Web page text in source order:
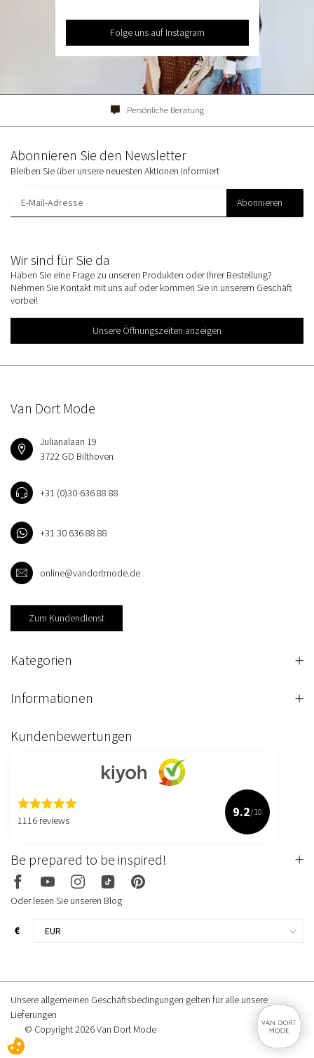
Folge uns auf Instagram
Persönliche Beratung
Wir sind für Sie da
Haben Sie eine Frage zu unseren Produkten oder Ihrer Bestellung?
Nehmen Sie Kontakt mit uns auf oder kommen Sie in unserem Geschäft
vorbei!
Unsere Öffnungszeiten anzeigen
Abonnieren Sie den Newsletter
Bleiben Sie über unsere neuesten Aktionen informiert
Abonnieren
Van Dort Mode
Julianalaan 19
3722 GD Bilthoven
+31 (0)30-636 88 88
+31 30 636 88 88
online@vandortmode.de
Zum Kundendienst
Kategorien
Informationen
Kundenbewertungen
1116 reviews
9.2/10
Be prepared to be inspired!
Oder lesen Sie unseren Blog
€
Unsere allgemeinen Geschäftsbedingungen gelten für alle unsere
Lieferungen
© Copyright 2026 Van Dort Mode